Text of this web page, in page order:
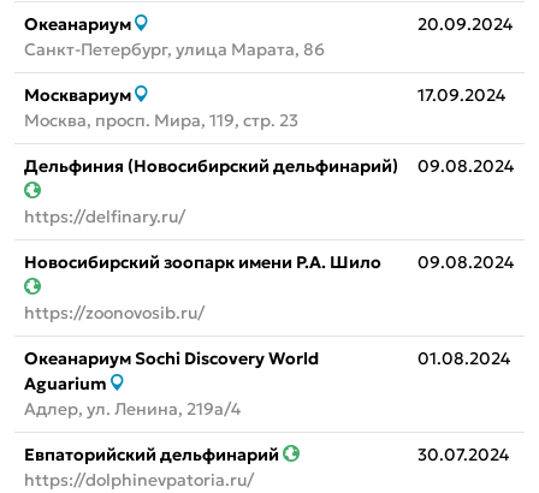
Океанариум
Санкт-Петербург, улица Марата, 86
20.09.2024
Москвариум
Москва, просп. Мира, 119, стр. 23
17.09.2024
Дельфиния (Новосибирский дельфинарий)
https://delfinary.ru/
09.08.2024
Новосибирский зоопарк имени Р.А. Шило
https://zoonovosib.ru/
09.08.2024
Океанариум Sochi Discovery World
Aguarium
Адлер, ул. Ленина, 219а/4
01.08.2024
Евпаторийский дельфинарий
https://dolphinevpatoria.ru/
30.07.2024